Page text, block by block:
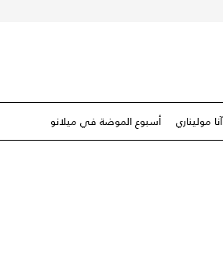
آنا موليناري أسبوع الموضة في ميلانو